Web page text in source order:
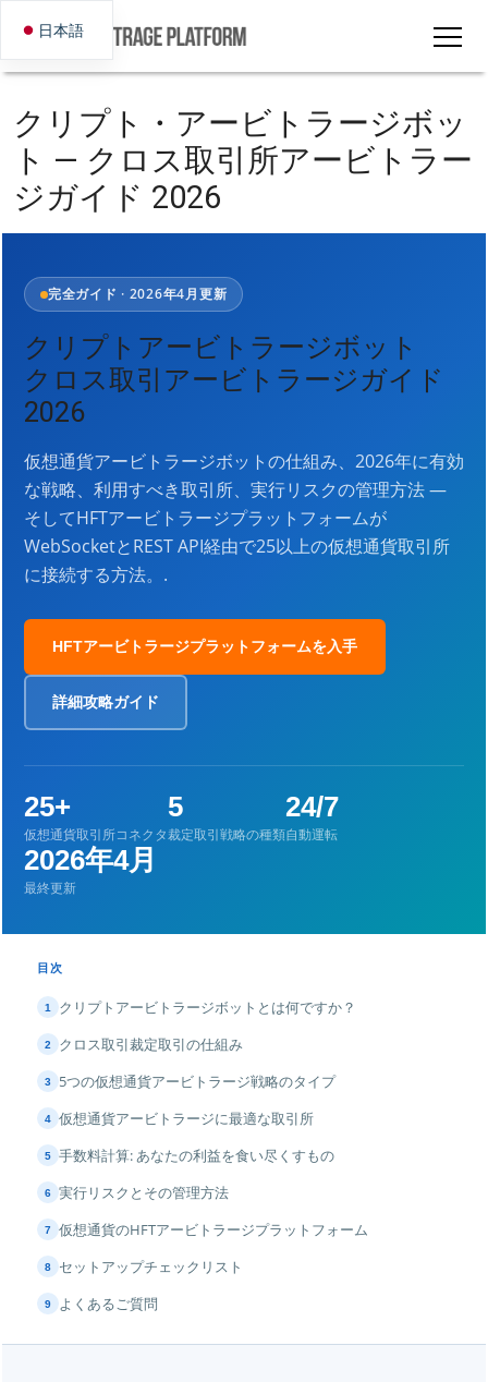
クリプト・アービトラージボッ
ト — クロス取引所アービトラー
ジガイド 2026
完全ガイド · 2026年4月更新
クリプトアービトラージボット
クロス取引アービトラージガイド
2026
仮想通貨アービトラージボットの仕組み、2026年に有効
な戦略、利用すべき取引所、実行リスクの管理方法 —
そしてHFTアービトラージプラットフォームが
WebSocketとREST API経由で25以上の仮想通貨取引所
に接続する方法。.
HFTアービトラージプラットフォームを入手
詳細攻略ガイド
25+
仮想通貨取引所コネクタ
5
裁定取引戦略の種類
24/7
自動運転
2026年4月
最終更新
目次
1 クリプトアービトラージボットとは何ですか？
2 クロス取引裁定取引の仕組み
3 5つの仮想通貨アービトラージ戦略のタイプ
4 仮想通貨アービトラージに最適な取引所
5 手数料計算: あなたの利益を食い尽くすもの
6 実行リスクとその管理方法
7 仮想通貨のHFTアービトラージプラットフォーム
8 セットアップチェックリスト
9 よくあるご質問
日本語